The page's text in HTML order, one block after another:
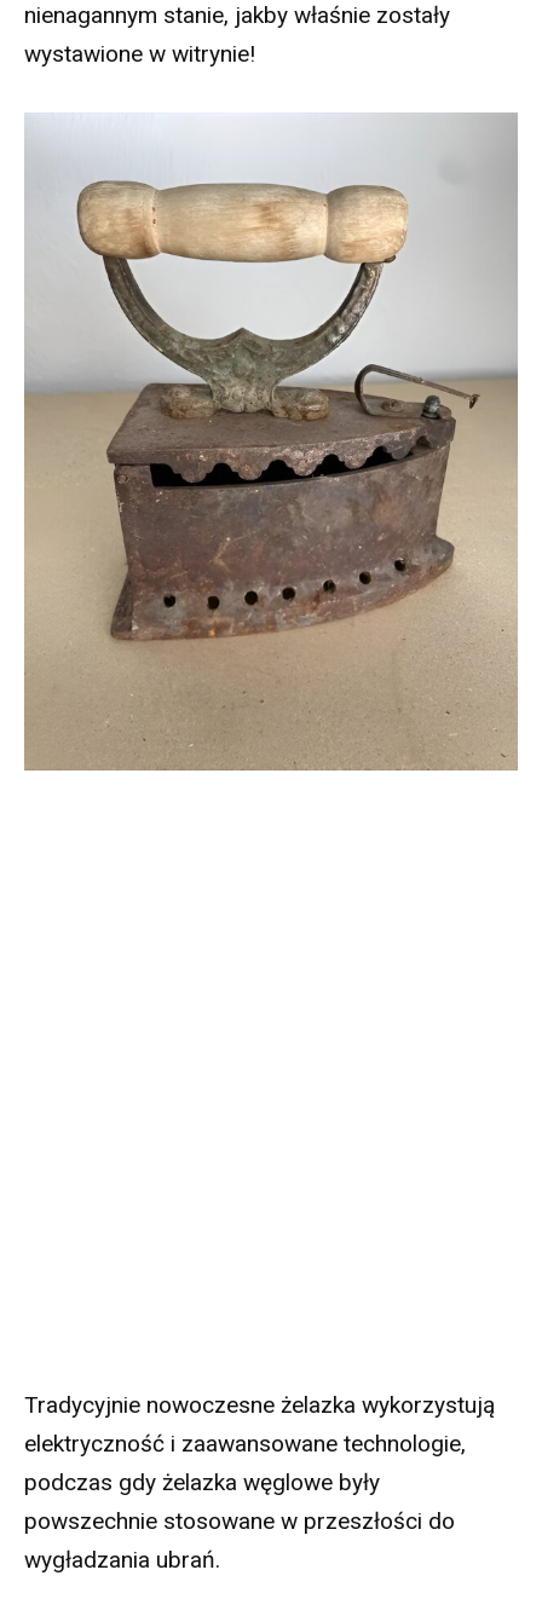
nienagannym stanie, jakby właśnie zostały
wystawione w witrynie!
Tradycyjnie nowoczesne żelazka wykorzystują
elektryczność i zaawansowane technologie,
podczas gdy żelazka węglowe były
powszechnie stosowane w przeszłości do
wygładzania ubrań.